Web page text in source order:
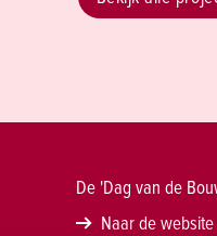
De 'Dag van de
Naar de